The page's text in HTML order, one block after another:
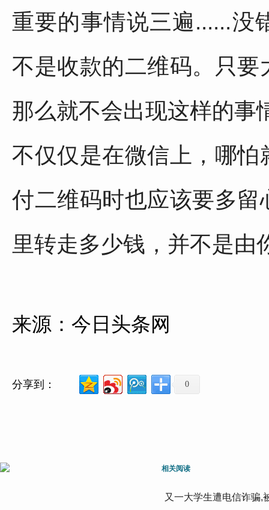
重要的事情说三遍......没
不是收款的二维码。只
那么就不会出现这样的事
不仅仅是在微信上，哪
付二维码时也应该要多
里转走多少钱，并不是由
来源：今日头条网
分享到： 0
相关阅读
又一大学生遭电信诈骗,